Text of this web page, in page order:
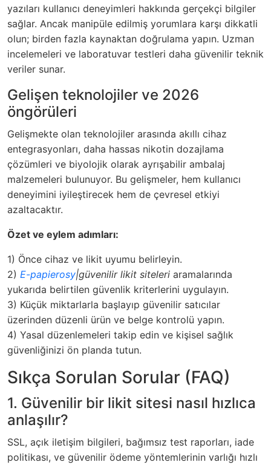
yazıları kullanıcı deneyimleri hakkında gerçekçi bilgiler
sağlar. Ancak manipüle edilmiş yorumlara karşı dikkatli
olun; birden fazla kaynaktan doğrulama yapın. Uzman
incelemeleri ve laboratuvar testleri daha güvenilir teknik
veriler sunar.
Gelişen teknolojiler ve 2026
öngörüleri
Gelişmekte olan teknolojiler arasında akıllı cihaz
entegrasyonları, daha hassas nikotin dozajlama
çözümleri ve biyolojik olarak ayrışabilir ambalaj
malzemeleri bulunuyor. Bu gelişmeler, hem kullanıcı
deneyimini iyileştirecek hem de çevresel etkiyi
azaltacaktır.
Özet ve eylem adımları:
1) Önce cihaz ve likit uyumu belirleyin.
2) E-papierosy|güvenilir likit siteleri aramalarında
yukarıda belirtilen güvenlik kriterlerini uygulayın.
3) Küçük miktarlarla başlayıp güvenilir satıcılar
üzerinden düzenli ürün ve belge kontrolü yapın.
4) Yasal düzenlemeleri takip edin ve kişisel sağlık
güvenliğinizi ön planda tutun.
Sıkça Sorulan Sorular (FAQ)
1. Güvenilir bir likit sitesi nasıl hızlıca
anlaşılır?
SSL, açık iletişim bilgileri, bağımsız test raporları, iade
politikası, ve güvenilir ödeme yöntemlerinin varlığı hızlı